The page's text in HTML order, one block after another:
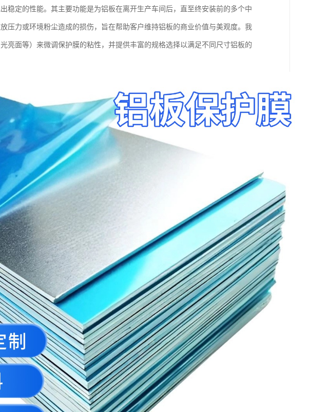
稳定的性能。其主要功能是为铝板在离开生产车间后，直至终安装前的多个中
压力或环境粉尘造成的损伤，旨在帮助客户维持铝板的商业价值与美观度。我
亮面等）来微调保护膜的粘性，并提供丰富的规格选择以满足不同尺寸铝板的